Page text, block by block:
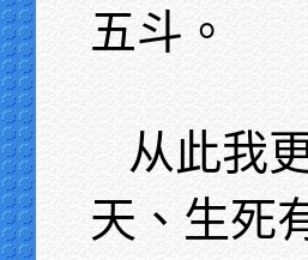
五斗。
从此我
天、生死